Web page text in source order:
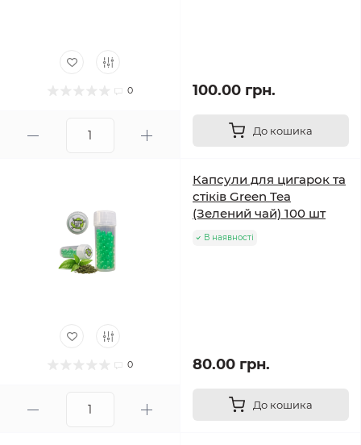
0 100.00 грн.
До кошика
0
Капсули для цигарок та
стіків Green Tea
(Зелений чай) 100 шт
В наявності
80.00 грн.
До кошика